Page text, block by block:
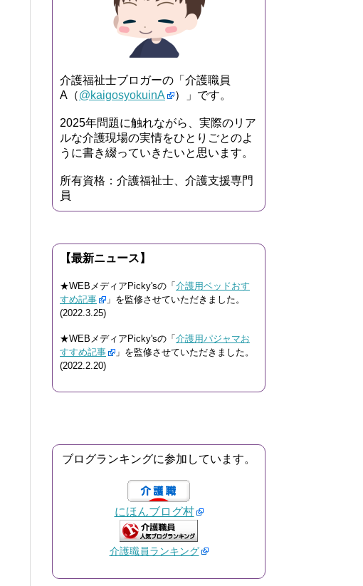
介護福祉士ブロガーの「介護職員
A（@kaigosyokuinA ）」です。
2025年問題に触れながら、実際のリア
ルな介護現場の実情をひとりごとのよ
うに書き綴っていきたいと思います。
所有資格：介護福祉士、介護支援専門
員
【最新ニュース】
★WEBメディアPicky'sの「 介護用ベッドおす
すめ記事
」を監修させていただきました。
(2022.3.25)
★WEBメディアPicky'sの「 介護用パジャマお
すすめ記事
」を監修させていただきました。
(2022.2.20)
ブログランキングに参加しています。
にほんブログ村
介護職員ランキング